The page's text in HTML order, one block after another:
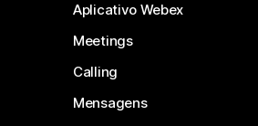
Aplicativo Webex
Meetings
Calling
Mensagens